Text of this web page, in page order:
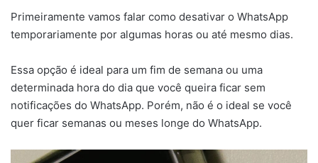
Primeiramente vamos falar como desativar o WhatsApp
temporariamente por algumas horas ou até mesmo dias.
Essa opção é ideal para um fim de semana ou uma
determinada hora do dia que você queira ficar sem
notificações do WhatsApp. Porém, não é o ideal se você
quer ficar semanas ou meses longe do WhatsApp.